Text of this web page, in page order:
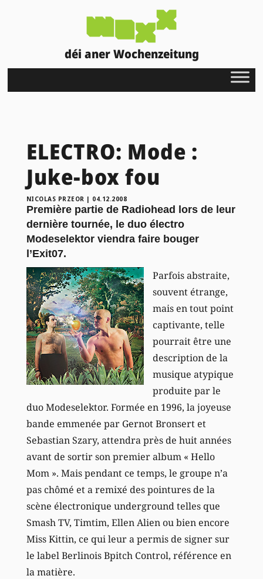
déi aner Wochenzeitung
ELECTRO: Mode :
Juke-box fou
NICOLAS PRZEOR | 04.12.2008
Première partie de Radiohead lors de leur
dernière tournée, le duo électro
Modeselektor viendra faire bouger
l’Exit07.
Parfois abstraite,
souvent étrange,
mais en tout point
captivante, telle
pourrait être une
description de la
musique atypique
produite par le
duo Modeselektor. Formée en 1996, la joyeuse
bande emmenée par Gernot Bronsert et
Sebastian Szary, attendra près de huit années
avant de sortir son premier album « Hello
Mom ». Mais pendant ce temps, le groupe n’a
pas chômé et a remixé des pointures de la
scène électronique underground telles que
Smash TV, Timtim, Ellen Alien ou bien encore
Miss Kittin, ce qui leur a permis de signer sur
le label Berlinois Bpitch Control, référence en
la matière.